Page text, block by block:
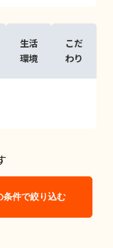
生活
環境
こだ
わり
条件で絞り込む